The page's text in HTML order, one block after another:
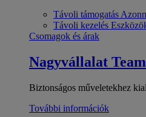
Távoli támogatás
Távoli kezelés
Csomagok és árak
Nagyvállalat
Biztonságos műveletekhez
További információk